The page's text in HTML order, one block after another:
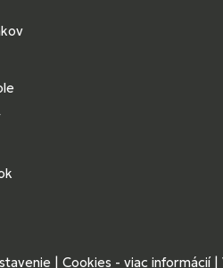
Cookies - viac informácií|